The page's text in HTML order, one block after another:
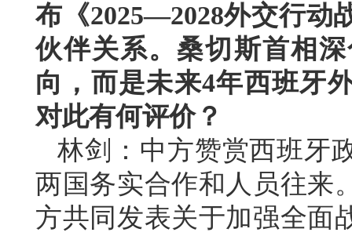
布《2025—2028外交行动
伙伴关系。桑切斯首相
向，而是未来4年西班牙
对此有何评价？
林剑：中方赞赏西班牙
两国务实合作和人员往来
方共同发表关于加强全面